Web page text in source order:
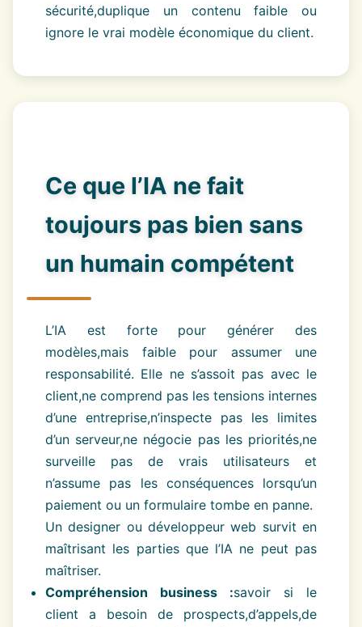
sécurité,duplique un contenu faible ou
ignore le vrai modèle économique du client.
Ce que l’IA ne fait
toujours pas bien sans
un humain compétent
L’IA est forte pour générer des
modèles,mais faible pour assumer une
responsabilité. Elle ne s’assoit pas avec le
client,ne comprend pas les tensions internes
d’une entreprise,n’inspecte pas les limites
d’un serveur,ne négocie pas les priorités,ne
surveille pas de vrais utilisateurs et
n’assume pas les conséquences lorsqu’un
paiement ou un formulaire tombe en panne.
Un designer ou développeur web survit en
maîtrisant les parties que l’IA ne peut pas
maîtriser.
Compréhension business :savoir si le
client a besoin de prospects,d’appels,de